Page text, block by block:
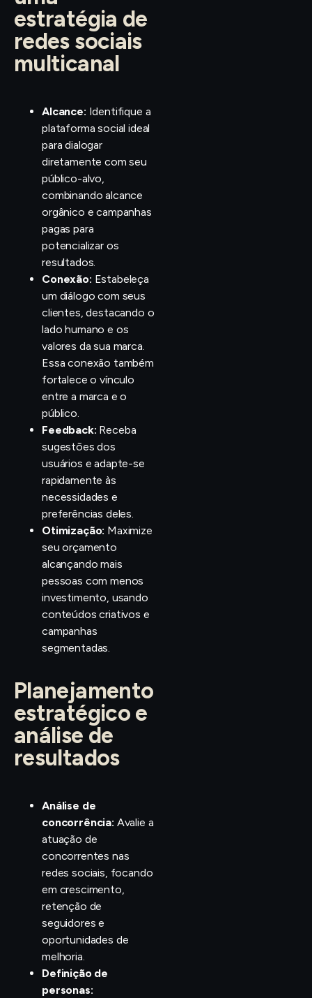
estratégia de
redes sociais
multicanal
Alcance: Identifique a
plataforma social ideal
para dialogar
diretamente com seu
público-alvo,
combinando alcance
orgânico e campanhas
pagas para
potencializar os
resultados.
Conexão: Estabeleça
um diálogo com seus
clientes, destacando o
lado humano e os
valores da sua marca.
Essa conexão também
fortalece o vínculo
entre a marca e o
público.
Feedback: Receba
sugestões dos
usuários e adapte-se
rapidamente às
necessidades e
preferências deles.
Otimização: Maximize
seu orçamento
alcançando mais
pessoas com menos
investimento, usando
conteúdos criativos e
campanhas
segmentadas.
Planejamento
estratégico e
análise de
resultados
Análise de
concorrência: Avalie a
atuação de
concorrentes nas
redes sociais, focando
em crescimento,
retenção de
seguidores e
oportunidades de
melhoria.
Definição de
personas: